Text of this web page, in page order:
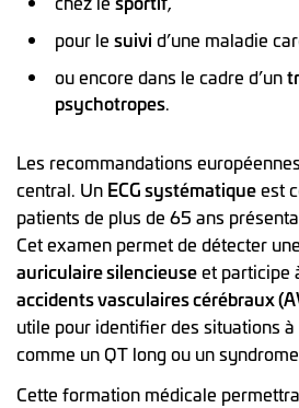
pour le suivi d’une maladie
ou encore dans le cadre d’un
psychotropes.
Les recommandations
central. Un ECG systématiqueest
patients de plus de 65 ans
Cet examen permet de détecter une
auriculaire silencieuseet participe
accidents vasculaires cérébraux
utile pour identifier des situations à
comme un QT long ou un
Cette formation médicale